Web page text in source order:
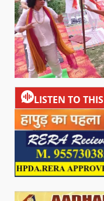
LISTEN TO THIS